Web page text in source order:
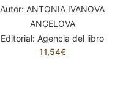
Autor: ANTONIA IVANOVA
ANGELOVA
Editorial: Agencia del libro
11,54€